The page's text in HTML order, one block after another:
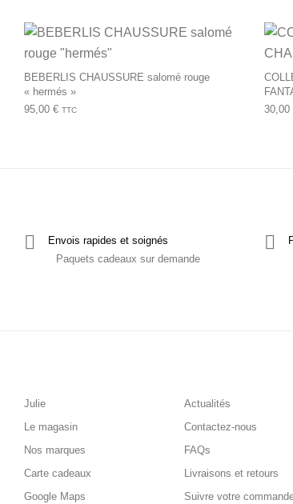
BEBERLIS CHAUSSURE salomé rouge
« hermés »
95,00 € TTC
30,00
Envois rapides et soignés
Paquets cadeaux sur demande
Julie
Le magasin
Nos marques
Carte cadeaux
Google Maps
Actualités
Contactez-nous
FAQs
Livraisons et retours
Suivre votre